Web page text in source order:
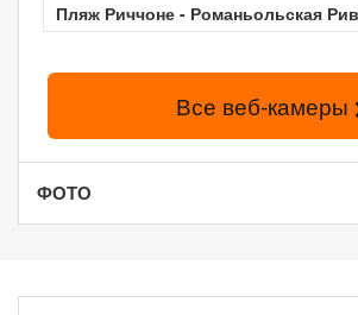
Пляж Риччоне - Романьольская
Все веб-камеры
ФОТО